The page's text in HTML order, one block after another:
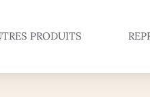
PRODUITS